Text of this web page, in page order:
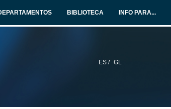
BIBLIOTECA INFO PARA...
ES / GL
Conferencia de apertura do II Congreso de Mediación